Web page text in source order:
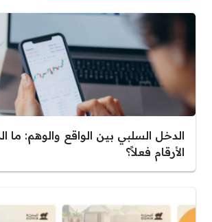
الدخل السلبي بين الواقع والوهم: ما
الأرقام فعلاً؟